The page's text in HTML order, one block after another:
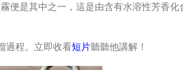
便是其中之一，這是由含有水溶性芳香化
過程。立即收看短片聽聽他講解！